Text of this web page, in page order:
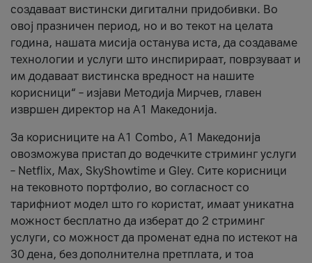
создаваат вистински дигитални придобивки. Во
овој празничен период, но и во текот на целата
година, нашата мисија останува иста, да создаваме
технологии и услуги што инспирираат, поврзуваат и
им додаваат вистинска вредност на нашите
корисници“ – изјави Методија Мирчев, главен
извршен директор на А1 Македонија.
За корисниците на A1 Combo, А1 Македонија
овозможува пристап до водечките стриминг услуги
– Netflix, Max, SkyShowtime и Gley. Сите корисници
на тековното портфолио, во согласност со
тарифниот модел што го користат, имаат уникатна
можност бесплатно да изберат до 2 стриминг
услуги, со можност да променат една по истекот на
30 дена, без дополнителна претплата, и тоа